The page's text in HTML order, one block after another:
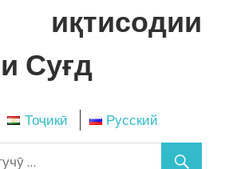
Суғд
Тоҷикӣ Русский